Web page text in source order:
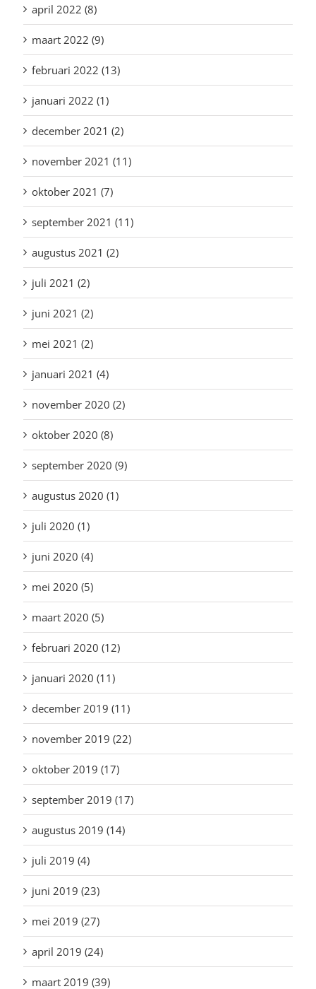
april 2022 (8)
maart 2022 (9)
februari 2022 (13)
januari 2022 (1)
december 2021 (2)
november 2021 (11)
oktober 2021 (7)
september 2021 (11)
augustus 2021 (2)
juli 2021 (2)
juni 2021 (2)
mei 2021 (2)
januari 2021 (4)
november 2020 (2)
oktober 2020 (8)
september 2020 (9)
augustus 2020 (1)
juli 2020 (1)
juni 2020 (4)
mei 2020 (5)
maart 2020 (5)
februari 2020 (12)
januari 2020 (11)
december 2019 (11)
november 2019 (22)
oktober 2019 (17)
september 2019 (17)
augustus 2019 (14)
juli 2019 (4)
juni 2019 (23)
mei 2019 (27)
april 2019 (24)
maart 2019 (39)